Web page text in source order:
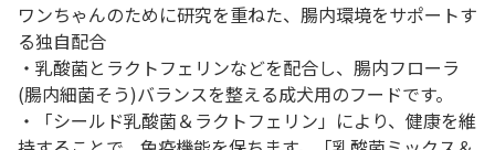
ワンちゃんのために研究を重ねた、腸内環境をサポートす
る独自配合
・乳酸菌とラクトフェリンなどを配合し、腸内フローラ
(腸内細菌そう)バランスを整える成犬用のフードです。
・「シールド乳酸菌＆ラクトフェリン」により、健康を維